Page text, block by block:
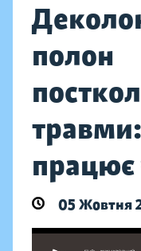
полон
працює
05 Жовтня